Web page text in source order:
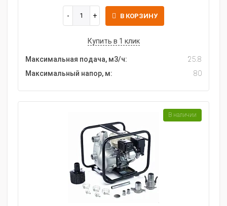
В КОРЗИНУ
Купить в 1 клик
Максимальная подача, м3/ч:
25.8
Максимальный напор, м:
80
В наличии